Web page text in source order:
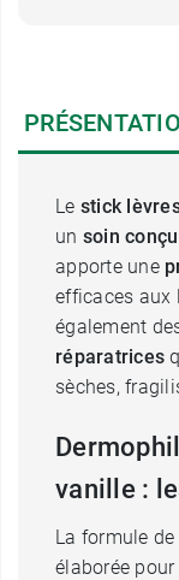
Le stick
un soin
apporte une
efficaces aux
également
réparatrices
sèches,
vanille :
La formule
élaborée